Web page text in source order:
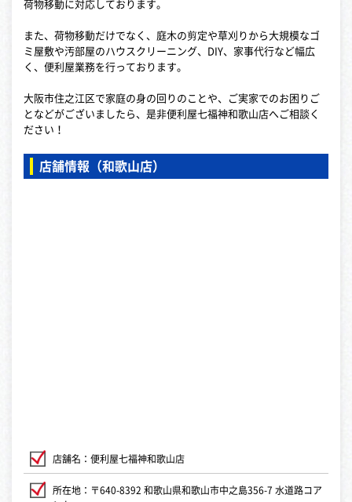
荷物移動に対応しております。
また、荷物移動だけでなく、庭木の剪定や草刈りから大規模なゴ
ミ屋敷や汚部屋のハウスクリーニング、DIY、家事代行など幅広
く、便利屋業務を行っております。
大阪市住之江区で家庭の身の回りのことや、ご実家でのお困りご
となどがございましたら、是非便利屋七福神和歌山店へご相談く
ださい！
店舗情報（和歌山店）
店舗名：便利屋七福神和歌山店
所在地：〒640-8392 和歌山県和歌山市中之島356-7 水道路コア